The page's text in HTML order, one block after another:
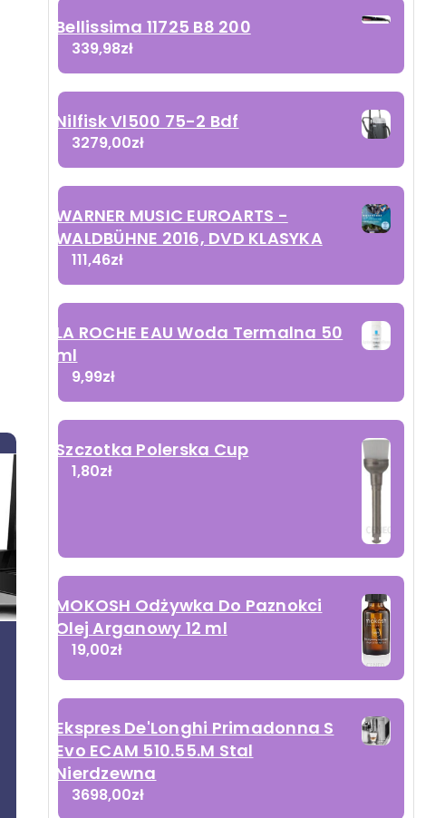
Bellissima 11725 B8 200
339,98zł
Nilfisk Vl500 75-2 Bdf
3279,00zł
WARNER MUSIC EUROARTS -
WALDBÜHNE 2016, DVD KLASYKA
111,46zł
LA ROCHE EAU Woda Termalna 50
ml
9,99zł
Szczotka Polerska Cup
1,80zł
MOKOSH Odżywka Do Paznokci
Olej Arganowy 12 ml
19,00zł
Ekspres De'Longhi Primadonna S
Evo ECAM 510.55.M Stal
Nierdzewna
3698,00zł